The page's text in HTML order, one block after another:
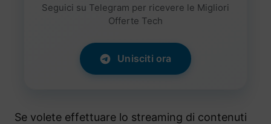
Seguici su Telegram per ricevere le Migliori
Offerte Tech
Unisciti ora
Se volete effettuare lo streaming di contenuti